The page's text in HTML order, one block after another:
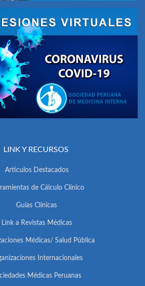
LINK Y RECURSOS
Artículos Destacados
de Cálculo Clínico
Guías Clínicas
Link a Revistas Médicas
Médicas/ Salud Pública
Internacionales
Médicas Peruanas